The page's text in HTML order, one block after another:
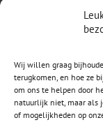
Wij willen graag
terugkomen, en hoe ze
om ons te helpen door
natuurlijk niet, maar als
of mogelijkheden op